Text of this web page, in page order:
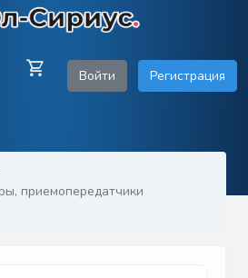
Войти Регистрация
приемопередатчики